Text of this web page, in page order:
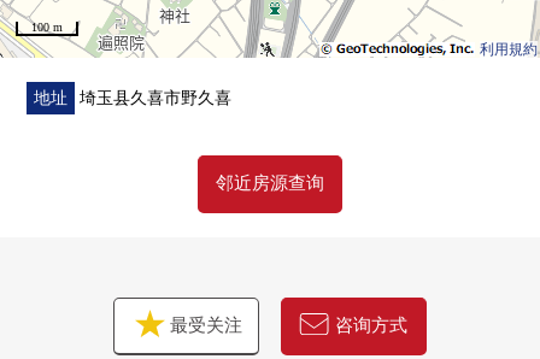
利用規約
100 m
地址 埼玉县久喜市野久喜
邻近房源查询
最受关注 咨询方式